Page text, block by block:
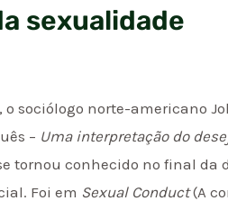
sexualidade
sociólogo norte-americano
– Uma interpretação do
tornou conhecido no final da
Foi em Sexual Conduct(A